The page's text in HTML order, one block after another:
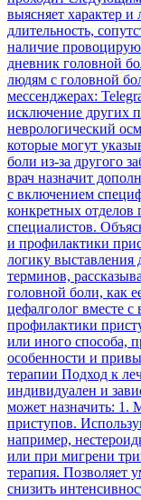
выясняет характер
длительность,
наличие
дневник головной
людям с головной
мессенджерах:
исключение других
неврологический
которые могут
боли из-за другого
врач назначит
с включением
конкретных отделов
специалистов.
и профилактики
логику выставления
терминов,
головной боли, как
цефалголог вместе
профилактики
или иного способа,
особенности и
терапии Подход к
индивидуален и
может назначить: 1.
приступов.
например,
или при мигрени
терапия. Позволяет
снизить